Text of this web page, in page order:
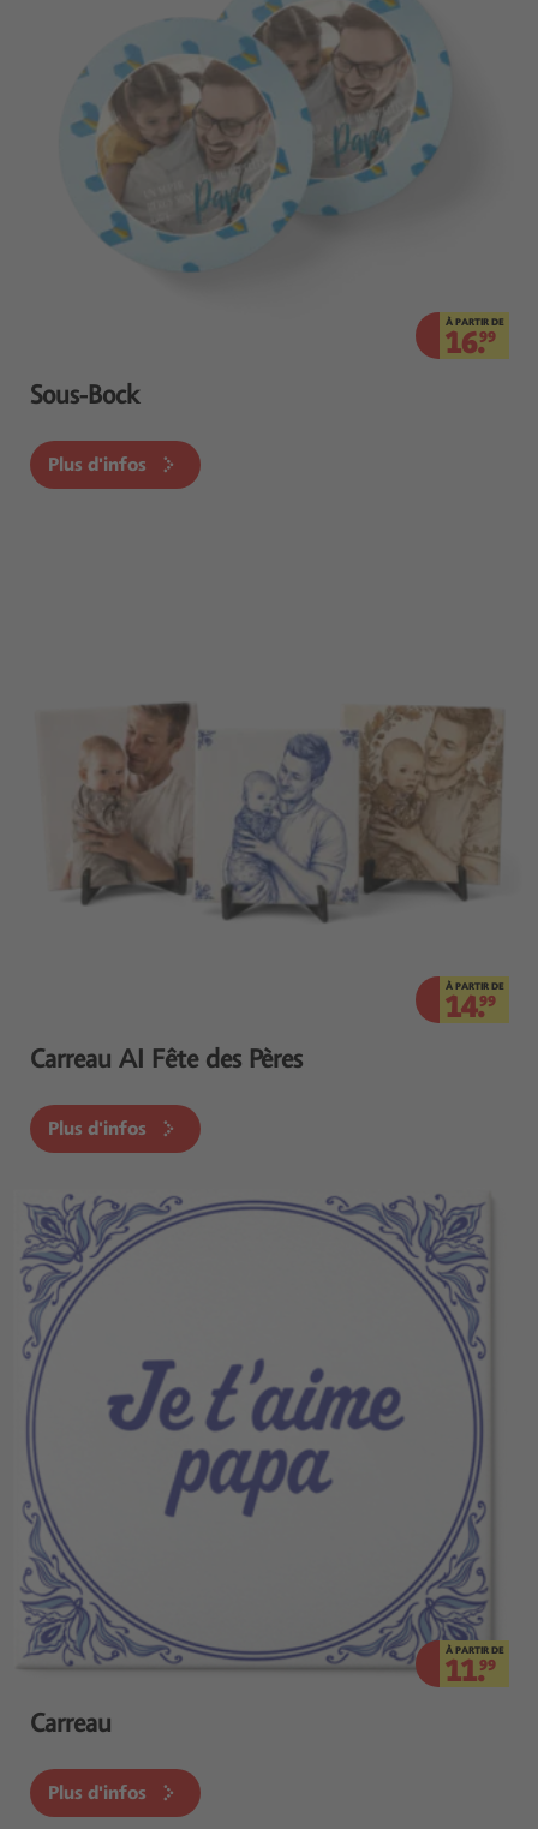
À PARTIR DE
16.99
Sous-Bock
Plus d'infos
À PARTIR DE
14.99
Carreau AI Fête des Pères
Plus d'infos
À PARTIR DE
11.99
Carreau
Plus d'infos